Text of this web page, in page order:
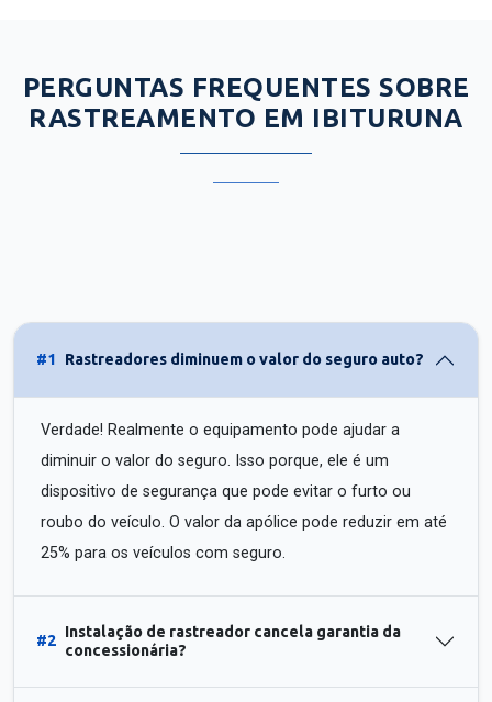
PERGUNTAS FREQUENTES SOBRE
RASTREAMENTO EM IBITURUNA
#1 Rastreadores diminuem o valor do seguro auto?
Verdade! Realmente o equipamento pode ajudar a
diminuir o valor do seguro. Isso porque, ele é um
dispositivo de segurança que pode evitar o furto ou
roubo do veículo. O valor da apólice pode reduzir em até
25% para os veículos com seguro.
#2
Instalação de rastreador cancela garantia da
concessionária?